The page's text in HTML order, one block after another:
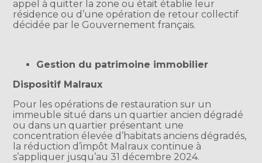
appel à quitter la zone ou était établie leur
résidence ou d’une opération de retour collectif
décidée par le Gouvernement français.
Gestion du patrimoine immobilier
Dispositif Malraux
Pour les opérations de restauration sur un
immeuble situé dans un quartier ancien dégradé
ou dans un quartier présentant une
concentration élevée d’habitats anciens dégradés,
la réduction d’impôt Malraux continue à
s’appliquer jusqu’au 31 décembre 2024.